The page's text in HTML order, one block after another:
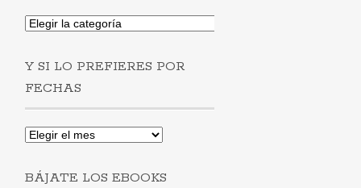
Si
buscas
por
municipios
Y SI LO PREFIERES POR
FECHAS
Y
si
prefieres
BÁJATE LOS EBOOKS